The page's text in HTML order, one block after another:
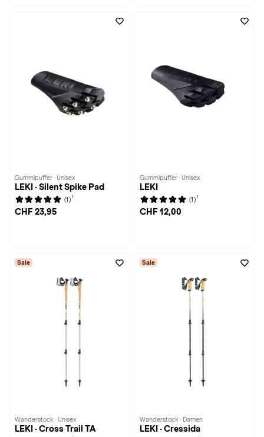
Gummipuffer · Unisex
LEKI · Silent Spike Pad
(1) 1
CHF 23,95
Gummipuffer · Unisex
LEKI
(1) 1
CHF 12,00
Sale
Wanderstock · Unisex
LEKI · Cross Trail TA
Sale
Wanderstock · Damen
LEKI · Cressida